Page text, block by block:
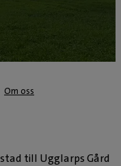
Om oss
till Ugglarps Gård